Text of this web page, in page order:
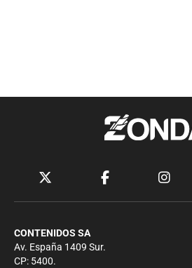
CONTENIDOS SA
Av. España 1409 Sur.
CP: 5400.